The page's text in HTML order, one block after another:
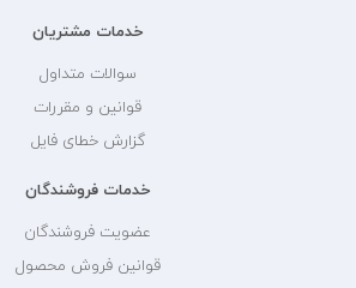
خدمات مشتریان
سوالات متداول
قوانین و مقررات
گزارش خطای فایل
خدمات فروشندگان
عضویت فروشندگان
قوانین فروش محصول